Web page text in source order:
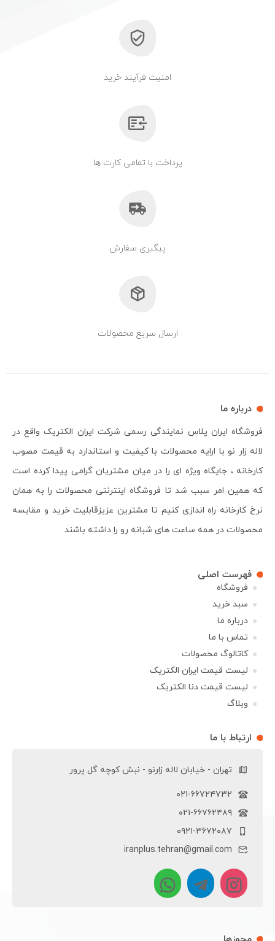
امنیت فرآیند خرید
پرداخت با تمامی کارت ها
پیگیری سفارش
ارسال سریع محصولات
درباره ما
فروشگاه ایران پلاس نمایندگی رسمی شرکت ایران الکتریک واقع در
لاله زار نو با ارایه محصولات با کیفیت و استاندارد به قیمت مصوب
کارخانه ، جایگاه ویژه ای را در میان مشتریان گرامی پیدا کرده است
که همین امر سبب شد تا فروشگاه اینترنتی محصولات را به همان
نرخ کارخانه راه اندازی کنیم تا مشترین عزیزقابلیت خرید و مقایسه
محصولات در همه ساعت های شبانه رو را داشته باشند .
فهرست اصلی
فروشگاه
سبد خرید
درباره ما
تماس با ما
کاتالوگ محصولات
لیست قیمت ایران الکتریک
لیست قیمت دنا الکتریک
وبلاگ
ارتباط با ما
تهران - خیابان لاله زارنو - نبش کوچه گل پرور
۰۲۱-۶۶۷۲۴۷۳۲
۰۲۱-۶۶۷۶۲۴۸۹
۰۹۲۱-۳۶۷۲۰۸۷
iranplus.tehran@gmail.com